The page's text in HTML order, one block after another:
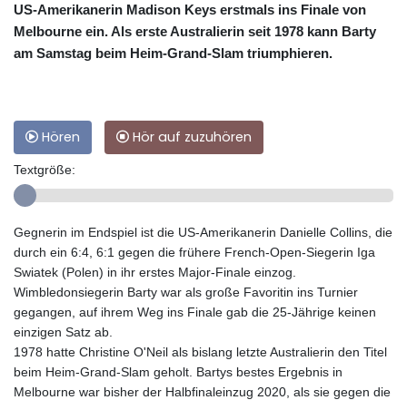
US-Amerikanerin Madison Keys erstmals ins Finale von
Melbourne ein. Als erste Australierin seit 1978 kann Barty
am Samstag beim Heim-Grand-Slam triumphieren.
Hören Hör auf zuzuhören
Textgröße:
Gegnerin im Endspiel ist die US-Amerikanerin Danielle Collins, die
durch ein 6:4, 6:1 gegen die frühere French-Open-Siegerin Iga
Swiatek (Polen) in ihr erstes Major-Finale einzog.
Wimbledonsiegerin Barty war als große Favoritin ins Turnier
gegangen, auf ihrem Weg ins Finale gab die 25-Jährige keinen
einzigen Satz ab.
1978 hatte Christine O'Neil als bislang letzte Australierin den Titel
beim Heim-Grand-Slam geholt. Bartys bestes Ergebnis in
Melbourne war bisher der Halbfinaleinzug 2020, als sie gegen die